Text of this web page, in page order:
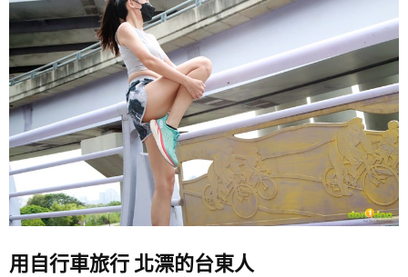
用自行車旅行 北漂的台東人